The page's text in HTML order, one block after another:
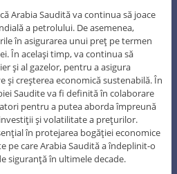
Arabia Saudită va continua să joace
a petrolului. De asemenea,
în asigurarea unui preţ pe termen
În acelaşi timp, va continua să
şi al gazelor, pentru a asigura
şi creşterea economică sustenabilă. În
Saudite va fi definită în colaborare
pentru a putea aborda împreună
şi volatilitate a preţurilor.
în protejarea bogăţiei economice
pe care Arabia Saudită a îndeplinit-o
siguranţă în ultimele decade.